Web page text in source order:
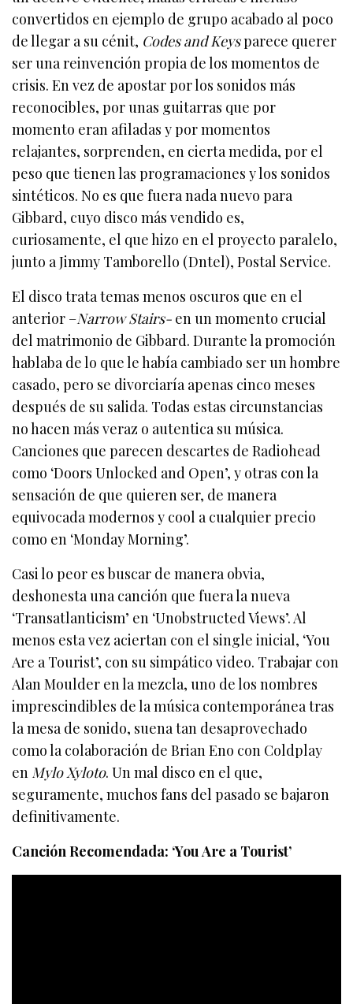
convertidos en ejemplo de grupo acabado al poco
de llegar a su cénit, Codes and Keysparece querer
ser una reinvención propia de los momentos de
crisis. En vez de apostar por los sonidos más
reconocibles, por unas guitarras que por
momento eran afiladas y por momentos
relajantes, sorprenden, en cierta medida, por el
peso que tienen las programaciones y los sonidos
sintéticos. No es que fuera nada nuevo para
Gibbard, cuyo disco más vendido es,
curiosamente, el que hizo en el proyecto paralelo,
junto a Jimmy Tamborello (Dntel), Postal Service.
El disco trata temas menos oscuros que en el
anterior –Narrow Stairs- en un momento crucial
del matrimonio de Gibbard. Durante la promoción
hablaba de lo que le había cambiado ser un hombre
casado, pero se divorciaría apenas cinco meses
después de su salida. Todas estas circunstancias
no hacen más veraz o autentica su música.
Canciones que parecen descartes de Radiohead
como ‘Doors Unlocked and Open’, y otras con la
sensación de que quieren ser, de manera
equivocada modernos y cool a cualquier precio
como en ‘Monday Morning’.
Casi lo peor es buscar de manera obvia,
deshonesta una canción que fuera la nueva
‘Transatlanticism’ en ‘Unobstructed Views’. Al
menos esta vez aciertan con el single inicial, ‘You
Are a Tourist’, con su simpático video. Trabajar con
Alan Moulder en la mezcla, uno de los nombres
imprescindibles de la música contemporánea tras
la mesa de sonido, suena tan desaprovechado
como la colaboración de Brian Eno con Coldplay
en Mylo Xyloto. Un mal disco en el que,
seguramente, muchos fans del pasado se bajaron
definitivamente.
Canción Recomendada: ‘You Are a Tourist’